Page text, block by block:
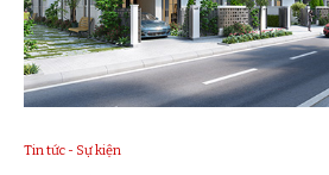
Tin tức - Sự kiện